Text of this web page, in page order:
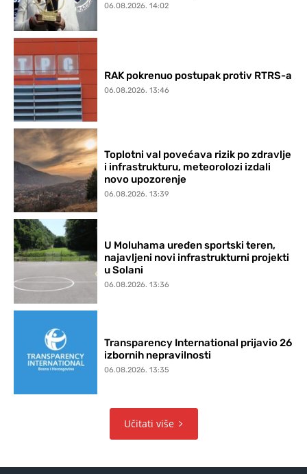
06.08.2026. 14:02
RAK pokrenuo postupak protiv RTRS-a
06.08.2026. 13:46
Toplotni val povećava rizik po zdravlje
i infrastrukturu, meteorolozi izdali
novo upozorenje
06.08.2026. 13:39
U Moluhama uređen sportski teren,
najavljeni novi infrastrukturni projekti
u Solani
06.08.2026. 13:36
Transparency International prijavio 26
izbornih nepravilnosti
06.08.2026. 13:35
Učitati više